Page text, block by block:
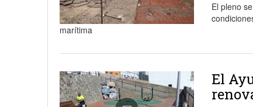
El pleno
marítima
El